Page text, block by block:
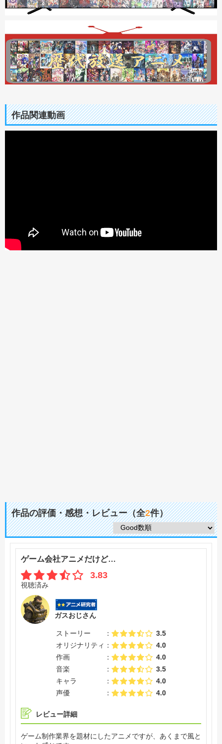
作品関連動画
作品の評価・感想・レビュー（全2件）
ゲーム会社アニメだけど…
3.83
視聴済み
ガスおじさん
ストーリー
3.5
オリジナリティ
4.0
作画
4.0
音楽
3.5
キャラ
4.0
声優
4.0
レビュー詳細
ゲーム制作業界を題材にしたアニメですが、あくまで風と